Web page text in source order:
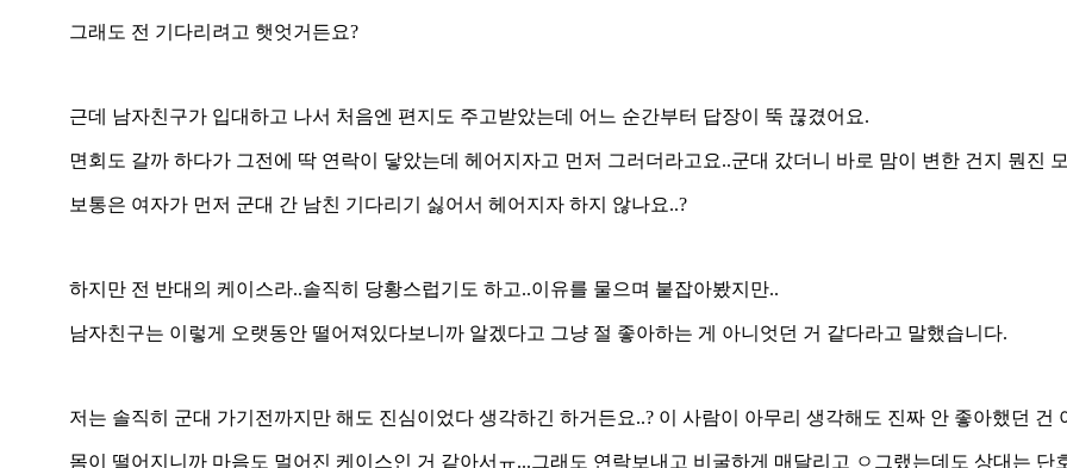
그래도 전 기다리려고 햇엇거든요?
근데 남자친구가 입대하고 나서 처음엔 편지도 주고받았는데 어느 순간부터 답장이 뚝 끊겼어요.
면회도 갈까 하다가 그전에 딱 연락이 닿았는데 헤어지자고 먼저 그러더라고요..군대 갔더니 바로 맘이 변한 건지 뭔진
보통은 여자가 먼저 군대 간 남친 기다리기 싫어서 헤어지자 하지 않나요..?
하지만 전 반대의 케이스라..솔직히 당황스럽기도 하고..이유를 물으며 붙잡아봤지만..
남자친구는 이렇게 오랫동안 떨어져있다보니까 알겠다고 그냥 절 좋아하는 게 아니엇던 거 같다라고 말했습니다.
저는 솔직히 군대 가기전까지만 해도 진심이었다 생각하긴 하거든요..? 이 사람이 아무리 생각해도 진짜 안 좋아했던 건
몸이 떨어지니까 마음도 멀어진 케이스인 거 같아서ㅠ...그래도 연락보내고 비굴하게 매달리고 ㅇ그랬는데도 상대는 단